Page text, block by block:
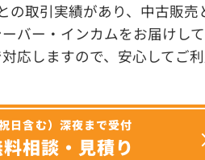
の取引実績があり、中古販
バー・インカムをお届けし
応しますので、安心してご利
日含む）深夜まで受付
相談・見積り